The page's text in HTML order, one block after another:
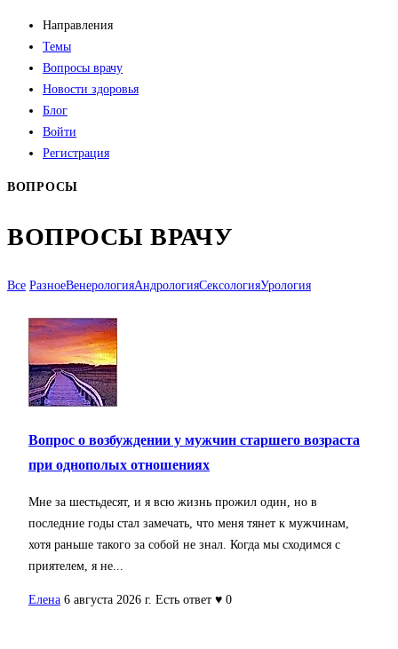
Направления
Темы
Вопросы врачу
Новости здоровья
Блог
Войти
Регистрация
ВОПРОСЫ
ВОПРОСЫ ВРАЧУ
Все РазноеВенерологияАндрологияСексологияУрология
Вопрос о возбуждении у мужчин старшего возраста
при однополых отношениях
Мне за шестьдесят, и я всю жизнь прожил один, но в
последние годы стал замечать, что меня тянет к мужчинам,
хотя раньше такого за собой не знал. Когда мы сходимся с
приятелем, я не...
Елена 6 августа 2026 г. Есть ответ ♥ 0